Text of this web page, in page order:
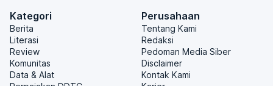
Kategori
Berita
Literasi
Review
Komunitas
Data & Alat
Perusahaan
Tentang Kami
Redaksi
Pedoman Media Siber
Disclaimer
Kontak Kami